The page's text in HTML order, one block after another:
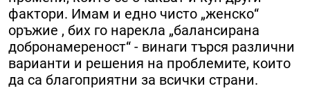
фактори. Имам и едно чисто „женско“
оръжие , бих го нарекла „балансирана
добронамереност“ - винаги търся различни
варианти и решения на проблемите, които
да са благоприятни за всички страни.